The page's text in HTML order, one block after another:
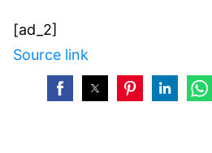
[ad_2]
Source link